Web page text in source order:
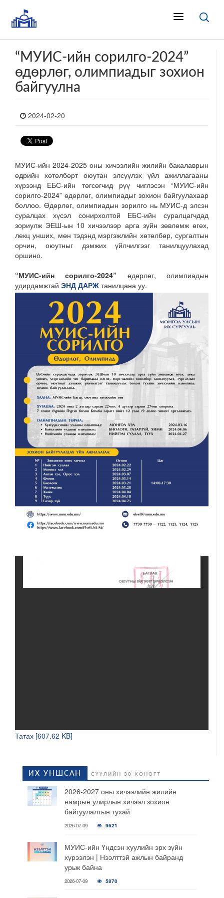
“МУИС-ийн сорилго-2024”
өдөрлөг, олимпиадыг зохион
байгуулна
2024-02-20
МУИС-ийн 2024-2025 оны хичээлийн жилийн бакалаврын
өдрийн хөтөлбөрт оюутан элсүүлэх үйл ажиллагааны
хүрээнд ЕБС-ийн төгсөгчид рүү чиглэсэн “МУИС-ийн
сорилго-2024” өдөрлөг, олимпиадыг зохион байгуулахаар
боллоо. Өдөрлөг, олимпиадын зорилго нь МУИС-д элсэн
суралцах хүсэл сонирхолтой ЕБС-ийн суралцагчдад
зориулж ЭЕШ-ын 10 хичээлээр арга зүйн зөвлөмж өгөх,
лекц унших, мөн тэдэнд мэргэжлийн хөтөлбөр, сургалтын
орчин, оюутныг дэмжих үйлчилгээг танилцуулахад
оршино.
“МУИС-ийн сорилго-2024” өдөрлөг, олимпиадын
удирдамжтай ЭНД ДАРЖ танилцана уу.
Татах [607.62 KB]
ИХ УНШСАН СҮҮЛИЙН 30 ХОНОГТ
2026-2027 оны хичээлийн жилийн
намрын улирлын хичээл зохион
байгуулалтын тухай
2026-07-09 9621
МУИС-ийн Үндсэн хуулийн эрх зүйн
хүрээлэн | Нээлттэй ажлын байранд
урьж байна
2026-07-09 5870